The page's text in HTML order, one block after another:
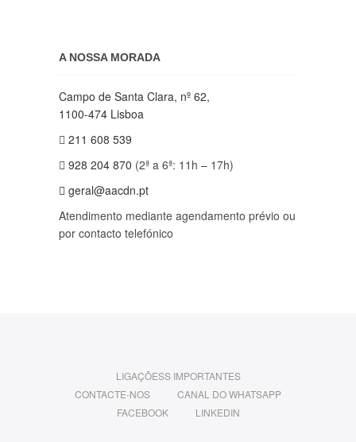
A NOSSA MORADA
Campo de Santa Clara, nº 62,
1100-474 Lisboa
211 608 539
928 204 870 (2ª a 6ª: 11h – 17h)
geral@aacdn.pt
Atendimento mediante agendamento prévio ou
por contacto telefónico
LIGAÇÕESS IMPORTANTES
CONTACTE-NOS
CANAL DO WHATSAPP
FACEBOOK
LINKEDIN